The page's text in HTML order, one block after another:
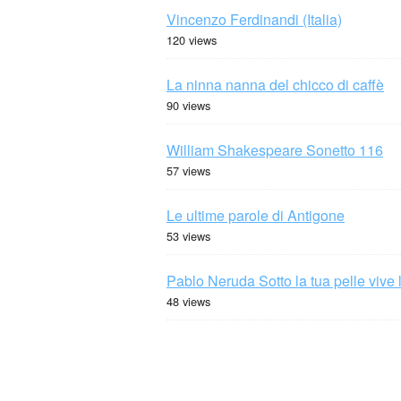
Vincenzo Ferdinandi (Italia)
120 views
La ninna nanna del chicco di caffè
90 views
William Shakespeare Sonetto 116
57 views
Le ultime parole di Antigone
53 views
Pablo Neruda Sotto la tua pelle vive
48 views